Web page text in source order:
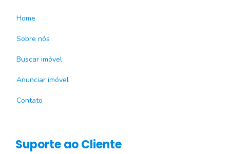
Home
Sobre nós
Buscar imóvel
Anunciar imóvel
Contato
Suporte ao Cliente